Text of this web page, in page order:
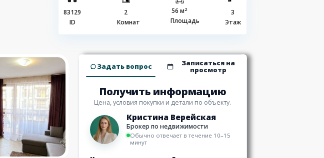
83129
ID
2
Комнат
56 м2
Площадь
3
Этаж
Задать вопрос Записаться на
просмотр
Получить информацию
Цена, условия покупки и детали по объекту.
Кристина Верейская
Брокер по недвижимости
Обычно отвечает в течение 10–15
минут